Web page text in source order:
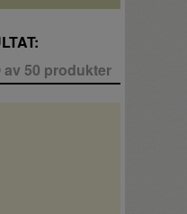
av 50 produkter